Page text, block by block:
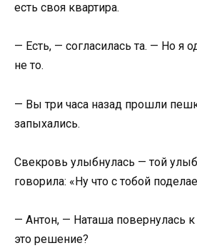
есть своя квартира.
— Есть, — согласилась та. — Но я
не то.
— Вы три часа назад прошли
запыхались.
Свекровь улыбнулась — той
говорила: «Ну что с тобой
— Антон, — Наташа повернулась
это решение?